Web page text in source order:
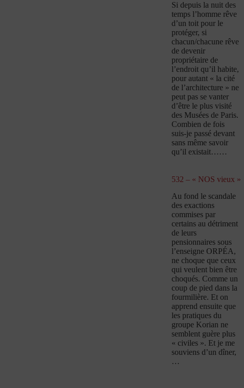
Si depuis la nuit des
temps l’homme rêve
d’un toit pour le
protéger, si
chacun/chacune rêve
de devenir
propriétaire de
l’endroit qu’il habite,
pour autant « la cité
de l’architecture » ne
peut pas se vanter
d’être le plus visité
des Musées de Paris.
Combien de fois
suis-je passé devant
sans même savoir
qu’il existait……
532 – « NOS vieux »
Au fond le scandale
des exactions
commises par
certains au détriment
de leurs
pensionnaires sous
l’enseigne ORPÉA,
ne choque que ceux
qui veulent bien être
choqués. Comme un
coup de pied dans la
fourmilière. Et on
apprend ensuite que
les pratiques du
groupe Korian ne
semblent guère plus
« civiles ». Et je me
souviens d’un dîner,
…